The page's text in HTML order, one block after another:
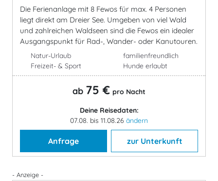
Die Ferienanlage mit 8 Fewos für max. 4 Personen
liegt direkt am Dreier See. Umgeben von viel Wald
und zahlreichen Waldseen sind die Fewos ein idealer
Ausgangspunkt für Rad-, Wander- oder Kanutouren.
Natur-Urlaub
Freizeit- & Sport
familienfreundlich
Hunde erlaubt
ab 75 € pro Nacht
Deine Reisedaten:
07.08. bis 11.08.26 ändern
Anfrage zur Unterkunft
- Anzeige -